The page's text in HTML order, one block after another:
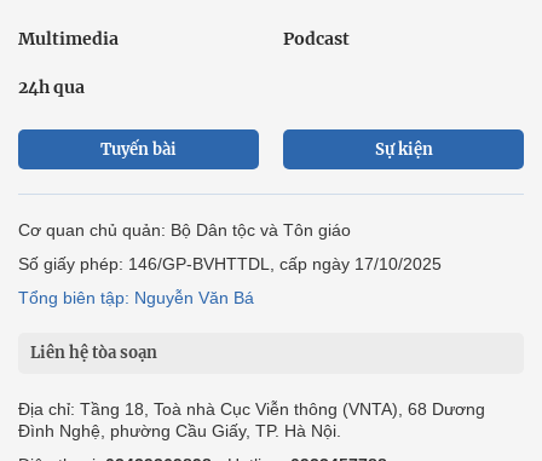
Multimedia Podcast
24h qua
Tuyến bài Sự kiện
Cơ quan chủ quản: Bộ Dân tộc và Tôn giáo
Số giấy phép: 146/GP-BVHTTDL, cấp ngày 17/10/2025
Tổng biên tập: Nguyễn Văn Bá
Liên hệ tòa soạn
Địa chỉ: Tầng 18, Toà nhà Cục Viễn thông (VNTA), 68 Dương
Đình Nghệ, phường Cầu Giấy, TP. Hà Nội.